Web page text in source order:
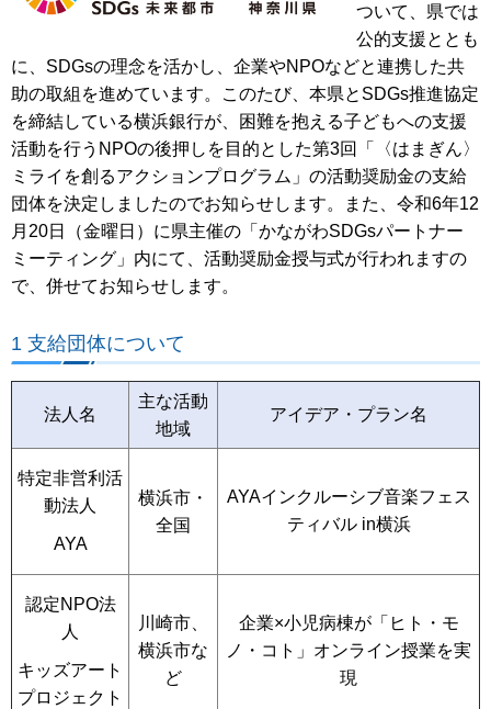
ついて、県では
公的支援ととも
に、SDGsの理念を活かし、企業やNPOなどと連携した共
助の取組を進めています。このたび、本県とSDGs推進協定
を締結している横浜銀行が、困難を抱える子どもへの支援
活動を行うNPOの後押しを目的とした第3回「〈はまぎん〉
ミライを創るアクションプログラム」の活動奨励金の支給
団体を決定しましたのでお知らせします。また、令和6年12
月20日（金曜日）に県主催の「かながわSDGsパートナー
ミーティング」内にて、活動奨励金授与式が行われますの
で、併せてお知らせします。
1 支給団体について
法人名
主な活動
地域
アイデア・プラン名
特定非営利活
動法人
AYA
横浜市・
全国
AYAインクルーシブ音楽フェス
ティバル in横浜
認定NPO法
人
キッズアート
プロジェクト
川崎市、
横浜市な
ど
企業×小児病棟が「ヒト・モ
ノ・コト」オンライン授業を実
現